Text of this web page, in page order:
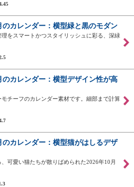
のカレンダー：横型緑と黒のモダン
をスマートかつスタイリッシュに彩る、深緑
のカレンダー：横型デザイン性が高
チーフのカレンダー素材です。細部まで計算
のカレンダー：横型猫がはしるデザ
可愛い猫たちが散りばめられた2026年10月